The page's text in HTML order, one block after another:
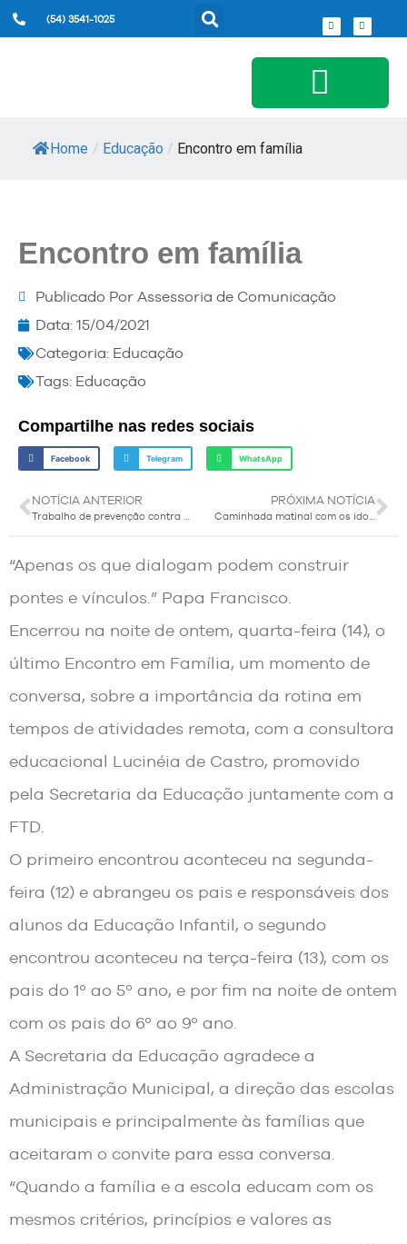
(54) 3541-1025
Home / Educação / Encontro em família
Encontro em família
Publicado Por Assessoria de Comunicação
Data: 15/04/2021
Categoria: Educação
Tags: Educação
Compartilhe nas redes sociais
Facebook Telegram WhatsApp
NOTÍCIA ANTERIOR PRÓXIMA NOTÍCIA
“Apenas os que dialogam podem construir
pontes e vínculos.” Papa Francisco.
Encerrou na noite de ontem, quarta-feira (14), o
último Encontro em Família, um momento de
conversa, sobre a importância da rotina em
tempos de atividades remota, com a consultora
educacional Lucinéia de Castro, promovido
pela Secretaria da Educação juntamente com a
FTD.
O primeiro encontrou aconteceu na segunda-
feira (12) e abrangeu os pais e responsáveis dos
alunos da Educação Infantil, o segundo
encontrou aconteceu na terça-feira (13), com os
pais do 1º ao 5º ano, e por fim na noite de ontem
com os pais do 6º ao 9º ano.
A Secretaria da Educação agradece a
Administração Municipal, a direção das escolas
municipais e principalmente às famílias que
aceitaram o convite para essa conversa.
“Quando a família e a escola educam com os
mesmos critérios, princípios e valores as